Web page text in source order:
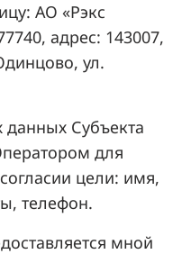
АО «Рэкс
адрес: 143007,
ул.
Субъекта
для
цели: имя,
телефон.
мной